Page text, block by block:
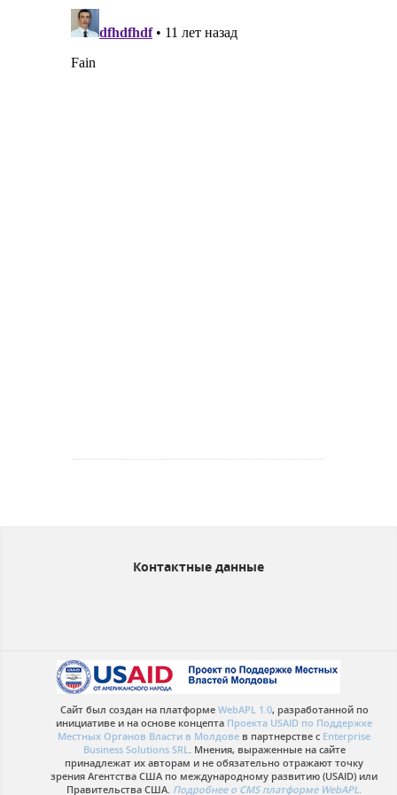
Контактные данные
Сайт был создан на платформе WebAPL 1.0, разработанной по
инициативе и на основе концепта Проекта USAID по Поддержке
Местных Органов Власти в Молдове в партнерстве с Enterprise
Business Solutions SRL. Мнения, выраженные на сайте
принадлежат их авторам и не обязательно отражают точку
зрения Агентства США по международному развитию (USAID) или
Правительства США. Подробнее о CMS платформе WebAPL.